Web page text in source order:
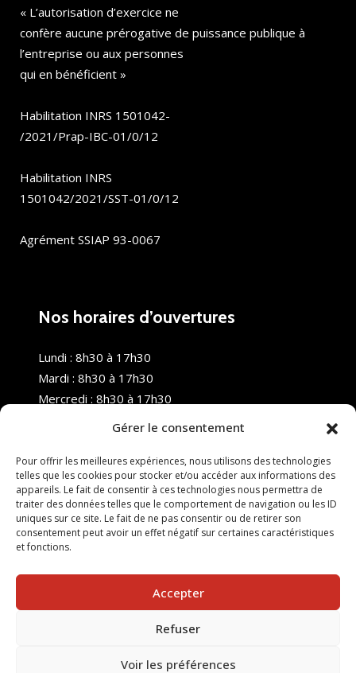
Gérer le consentement
Pour offrir les meilleures expériences, nous utilisons des technologies
telles que les cookies pour stocker et/ou accéder aux informations des
appareils. Le fait de consentir à ces technologies nous permettra de
traiter des données telles que le comportement de navigation ou les ID
uniques sur ce site. Le fait de ne pas consentir ou de retirer son
consentement peut avoir un effet négatif sur certaines caractéristiques
et fonctions.
Accepter
Refuser
Voir les préférences
« L’autorisation d’exercice ne
confère aucune prérogative de puissance publique à
l’entreprise ou aux personnes
qui en bénéficient »
Habilitation INRS 1501042-
/2021/Prap-IBC-01/0/12
Habilitation INRS
1501042/2021/SST-01/0/12
Agrément SSIAP 93-0067
Nos horaires d’ouvertures
Lundi : 8h30 à 17h30
Mardi : 8h30 à 17h30
Mercredi : 8h30 à 17h30
Samedi : Fermé
Dimanche : Fermé
© 2025 Nouvel R Formation - TOUS DROITS RÉSERVÉS -
SITE RÉALISÉ PAR :INGÉNIERIE TECH